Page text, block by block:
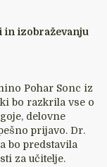
in izobraževanju
Pohar Sonc iz
bo razkrila vse o
delovne
prijavo. Dr.
bo predstavila
za učitelje.